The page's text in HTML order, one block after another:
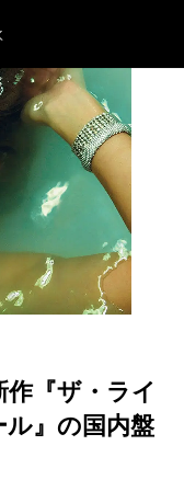
『ザ・ライ
』の国内盤